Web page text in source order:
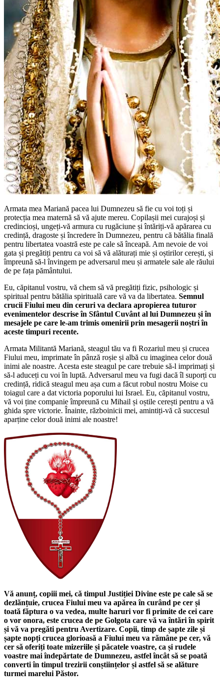
Armata mea Mariană pacea lui Dumnezeu să fie cu voi toți și
protecția mea maternă să vă ajute mereu. Copilașii mei curajoși și
credincioși, ungeți-vă armura cu rugăciune și întăriți-vă apărarea cu
credință, dragoste și încredere în Dumnezeu, pentru că bătălia finală
pentru libertatea voastră este pe cale să înceapă. Am nevoie de voi
gata și pregătiți pentru ca voi să vă alăturați mie și oștirilor cerești, și
împreună să-l învingem pe adversarul meu și armatele sale ale răului
de pe fața pământului.
Eu, căpitanul vostru, vă chem să vă pregătiți fizic, psihologic și
spiritual pentru bătălia spirituală care vă va da libertatea. Semnul
crucii Fiului meu din ceruri va declara apropierea tuturor
evenimentelor descrise în Sfântul Cuvânt al lui Dumnezeu și în
mesajele pe care le-am trimis omenirii prin mesagerii noștri în
aceste timpuri recente.
Armata Militantă Mariană, steagul tău va fi Rozariul meu și crucea
Fiului meu, imprimate în pânză roșie și albă cu imaginea celor două
inimi ale noastre. Acesta este steagul pe care trebuie să-l imprimați și
să-l aduceți cu voi în luptă. Adversarul meu va fugi dacă îl suporți cu
credință, ridică steagul meu așa cum a făcut robul nostru Moise cu
toiagul care a dat victoria poporului lui Israel. Eu, căpitanul vostru,
vă voi ține companie împreună cu Mihail și oștile cerești pentru a vă
ghida spre victorie. Înainte, războinicii mei, amintiți-vă că succesul
aparține celor două inimi ale noastre!
Vă anunț, copiii mei, că timpul Justiției Divine este pe cale să se
dezlănțuie, crucea Fiului meu va apărea în curând pe cer și
toată făptura o va vedea, multe haruri vor fi primite de cei care
o vor onora, este crucea de pe Golgota care vă va întări în spirit
și vă va pregăti pentru Avertizare. Copii, timp de șapte zile și
șapte nopți crucea glorioasă a Fiului meu va rămâne pe cer, vă
cer să oferiți toate mizeriile și păcatele voastre, ca și rudele
voastre mai îndepărtate de Dumnezeu, astfel încât să se poată
converti în timpul trezirii conștiințelor și astfel să se alăture
turmei marelui Păstor.